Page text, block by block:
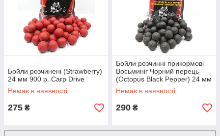
Бойли розчинені (Strawberry)
24 мм 900 р. Carp Drive
Немає в наявності
275 ₴
Бойли розчинні прикормові
Восьминіг Чорний перець
(Octopus Black Pepper) 24 мм
900 г. Carp Drive
Немає в наявності
290 ₴